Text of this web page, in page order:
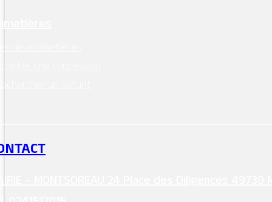
deux cimetières
une concession
un défunt
– MONTSOREAU 24 Place des Diligences